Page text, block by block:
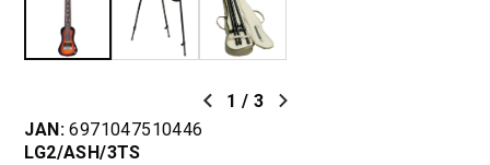
1 / 3
JAN: 6971047510446
LG2/ASH/3TS